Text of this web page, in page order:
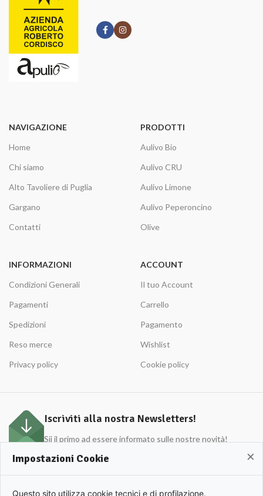
NAVIGAZIONE
Home
Chi siamo
Alto Tavoliere di Puglia
Gargano
Contatti
PRODOTTI
Aulivo Bio
Aulivo CRU
Aulivo Limone
Aulivo Peperoncino
Olive
INFORMAZIONI
Condizioni Generali
Pagamenti
Spedizioni
Reso merce
Privacy policy
ACCOUNT
Il tuo Account
Carrello
Pagamento
Wishlist
Cookie policy
Iscriviti alla nostra Newsletters!
Sii il primo ad essere informato sulle nostre novità!
×
Impostazioni Cookie
Questo sito utilizza cookie tecnici e di profilazione.